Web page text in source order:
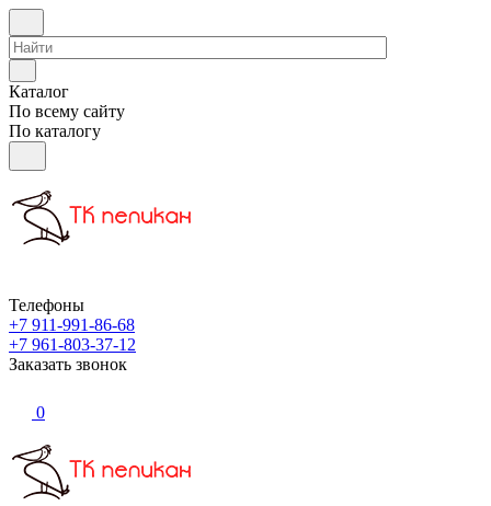
Каталог
По всему сайту
По каталогу
Телефоны
+7 911-991-86-68
+7 961-803-37-12
Заказать звонок
0